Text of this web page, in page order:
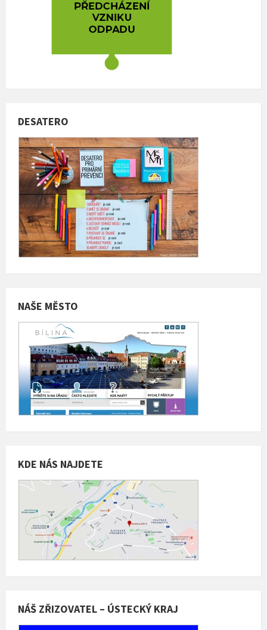
DESATERO
NAŠE MĚSTO
KDE NÁS NAJDETE
NÁŠ ZŘIZOVATEL – ÚSTECKÝ KRAJ